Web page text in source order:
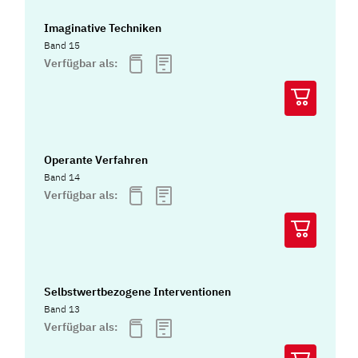
Imaginative Techniken
Band 15
Verfügbar als:
Operante Verfahren
Band 14
Verfügbar als:
Selbstwertbezogene Interventionen
Band 13
Verfügbar als: